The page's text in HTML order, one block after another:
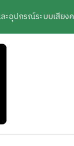
ะอุปกรณ์ระบบเสียง